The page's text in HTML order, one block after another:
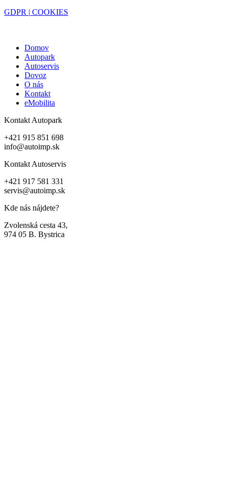
GDPR | COOKIES
Domov
Autopark
Autoservis
Dovoz
O nás
Kontakt
eMobilita
Kontakt Autopark
+421 915 851 698
info@autoimp.sk
Kontakt Autoservis
+421 917 581 331
servis@autoimp.sk
Kde nás nájdete?
Zvolenská cesta 43,
974 05 B. Bystrica